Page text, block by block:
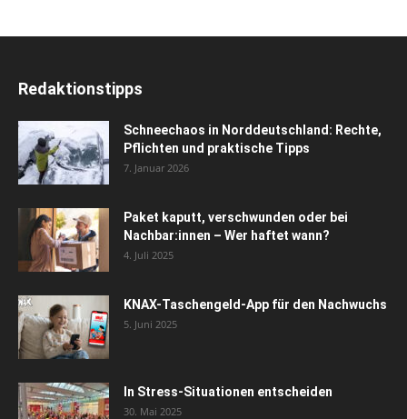
Redaktionstipps
Schneechaos in Norddeutschland: Rechte,
Pflichten und praktische Tipps
7. Januar 2026
Paket kaputt, verschwunden oder bei
Nachbar:innen – Wer haftet wann?
4. Juli 2025
KNAX-Taschengeld-App für den Nachwuchs
5. Juni 2025
In Stress-Situationen entscheiden
30. Mai 2025